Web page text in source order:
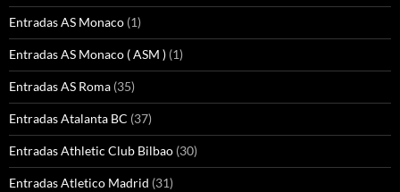
Entradas AS Monaco (1)
Entradas AS Monaco ( ASM ) (1)
Entradas AS Roma (35)
Entradas Atalanta BC (37)
Entradas Athletic Club Bilbao (30)
Entradas Atletico Madrid (31)